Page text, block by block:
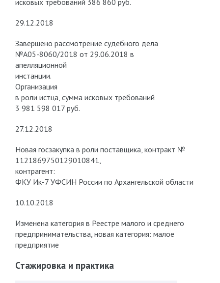
исковых требований 386 860 руб.
29.12.2018
Завершено рассмотрение судебного дела
№А05-8060/2018 от 29.06.2018 в
апелляционной
инстанции.
Организация
в роли истца, сумма исковых требований
3 981 598 017 руб.
27.12.2018
Новая госзакупка в роли поставщика, контракт №
1121869750129010841,
контрагент:
ФКУ Ик-7 УФСИН России по Архангельской области
10.10.2018
Изменена категория в Реестре малого и среднего
предпринимательства, новая категория: малое
предприятие
Стажировка и практика